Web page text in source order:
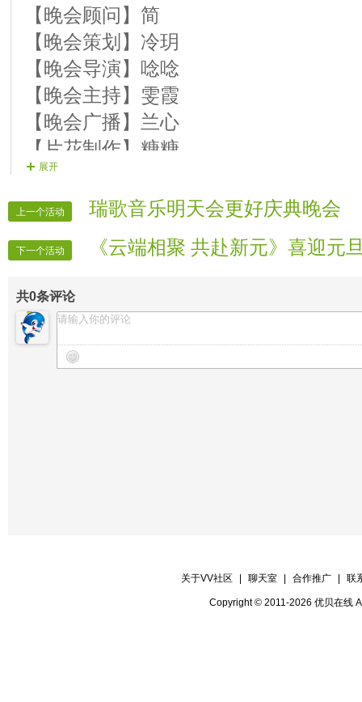
【晚会顾问】简
【晚会策划】冷玥
【晚会导演】唸唸
【晚会主持】雯霞
【晚会广播】兰心
【片花制作】糖糖
【晚会片花】芸萱 馨凌 淡忘 心怡
【晚会递麦】茫茫
【晚会迎宾】全体管理
【活动宣传】VV时报记者
展开
上一个活动 瑞歌音乐明天会更好庆典晚会
下一个活动 《云端相聚 共赴新元》喜迎元
共0条评论
关于VV社区 聊天室 合作推广 联
Copyright © 2011-2026 优贝在线